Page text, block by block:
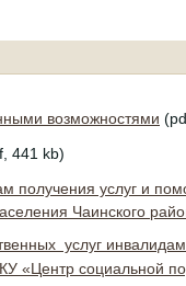
возможностями
441 kb)
получения услуг и
Чаинского
услуг
«Центр социальной